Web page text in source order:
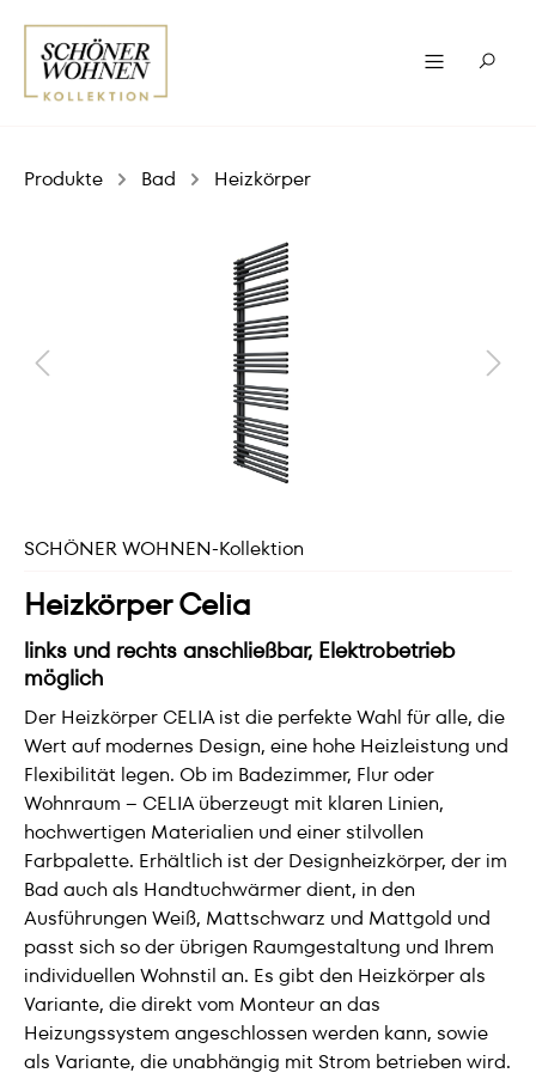
Produkte Bad Heizkörper
SCHÖNER WOHNEN-Kollektion
Heizkörper Celia
links und rechts anschließbar, Elektrobetrieb
möglich
Der Heizkörper CELIA ist die perfekte Wahl für alle, die
Wert auf modernes Design, eine hohe Heizleistung und
Flexibilität legen. Ob im Badezimmer, Flur oder
Wohnraum – CELIA überzeugt mit klaren Linien,
hochwertigen Materialien und einer stilvollen
Farbpalette. Erhältlich ist der Designheizkörper, der im
Bad auch als Handtuchwärmer dient, in den
Ausführungen Weiß, Mattschwarz und Mattgold und
passt sich so der übrigen Raumgestaltung und Ihrem
individuellen Wohnstil an. Es gibt den Heizkörper als
Variante, die direkt vom Monteur an das
Heizungssystem angeschlossen werden kann, sowie
als Variante, die unabhängig mit Strom betrieben wird.